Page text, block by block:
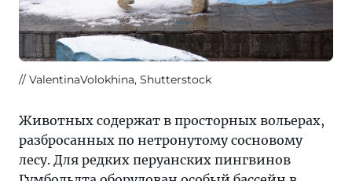
ValentinaVolokhina, Shutterstock
Животных содержат в просторных вольерах,
разбросанных по нетронутому сосновому
лесу. Для редких перуанских пингвинов